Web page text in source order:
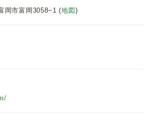
岡市富岡3058−1 (地図 )